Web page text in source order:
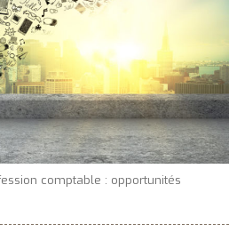
comptable : opportunités